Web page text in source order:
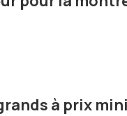
à prix